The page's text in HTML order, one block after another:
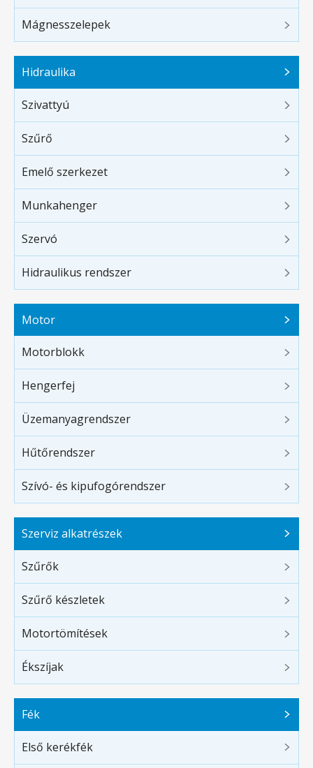
Mágnesszelepek
Hidraulika
Szivattyú
Szűrő
Emelő szerkezet
Munkahenger
Szervó
Hidraulikus rendszer
Motor
Motorblokk
Hengerfej
Üzemanyagrendszer
Hűtőrendszer
Szívó- és kipufogórendszer
Szerviz alkatrészek
Szűrők
Szűrő készletek
Motortömítések
Ékszíjak
Fék
Első kerékfék